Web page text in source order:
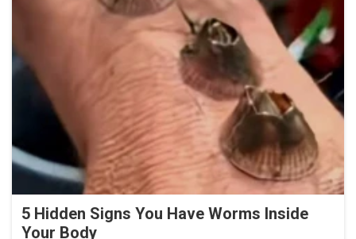
5 Hidden Signs You Have Worms Inside
Your Body